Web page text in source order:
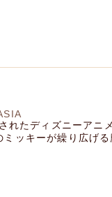
れたディズニーアニ
ミッキーが繰り広げ